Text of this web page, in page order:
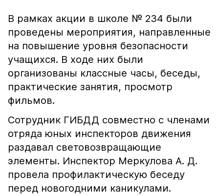
В рамках акции в школе № 234 были
проведены мероприятия, направленные
на повышение уровня безопасности
учащихся. В ходе них были
организованы классные часы, беседы,
практические занятия, просмотр
фильмов.
Сотрудник ГИБДД совместно с членами
отряда юных инспекторов движения
раздавал световозвращающие
элементы. Инспектор Меркулова А. Д.
провела профилактическую беседу
перед новогодними каникулами.